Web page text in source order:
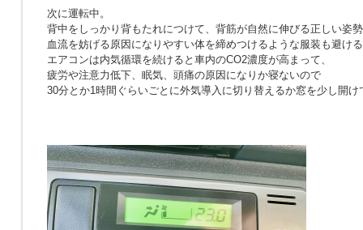
次に運転中。
背中をしっかり背もたれにつけて、背筋が自然に伸びる正しい姿
血流を妨げる原因になりやすい体を締めつけるような服装も避け
エアコンは内気循環を続けると車内のCO2濃度が高まって、
疲労や注意力低下、眠気、頭痛の原因になりか寝ないので
30分とか1時間ぐらいごとに外気導入に切り替えるか窓を少し開け